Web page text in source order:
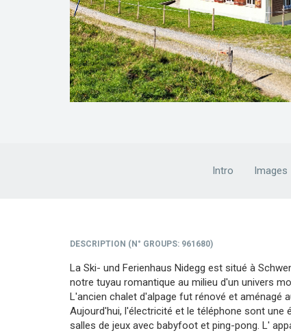
Intro Images
DESCRIPTION ( N° GROUPS: 961680)
La Ski- und Ferienhaus Nidegg est situé à
notre tuyau romantique au milieu d'un univers
L'ancien chalet d'alpage fut rénové et aménagé
Aujourd'hui, l'électricité et le téléphone sont
salles de jeux avec babyfoot et ping-pong. L'